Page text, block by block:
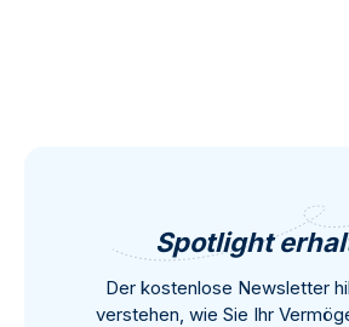
Spotlight
Der kostenlose Newsletter
verstehen, wie Sie Ihr